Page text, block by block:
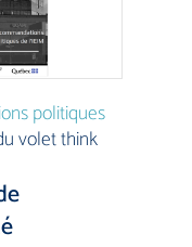
politiques
volet think